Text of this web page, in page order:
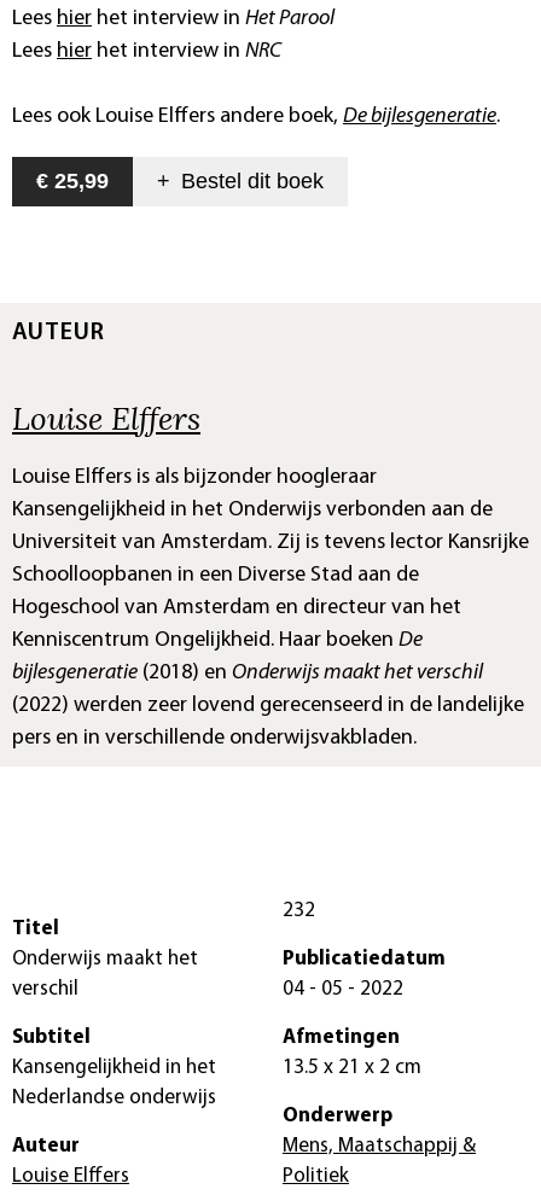
Lees hier het interview in Het Parool
Lees hier het interview in NRC
Lees ook Louise Elffers andere boek, De bijlesgeneratie.
€ 25,99 + Bestel dit boek
AUTEUR
Louise Elffers
Louise Elffers is als bijzonder hoogleraar
Kansengelijkheid in het Onderwijs verbonden aan de
Universiteit van Amsterdam. Zij is tevens lector Kansrijke
Schoolloopbanen in een Diverse Stad aan de
Hogeschool van Amsterdam en directeur van het
Kenniscentrum Ongelijkheid. Haar boeken De
bijlesgeneratie (2018) en Onderwijs maakt het verschil
(2022) werden zeer lovend gerecenseerd in de landelijke
pers en in verschillende onderwijsvakbladen.
Titel
Onderwijs maakt het
verschil
Subtitel
Kansengelijkheid in het
Nederlandse onderwijs
Auteur
Louise Elffers
232
Publicatiedatum
04 - 05 - 2022
Afmetingen
13.5 x 21 x 2 cm
Onderwerp
Mens, Maatschappij &
Politiek